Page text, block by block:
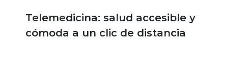
Telemedicina: salud accesible y
cómoda a un clic de distancia